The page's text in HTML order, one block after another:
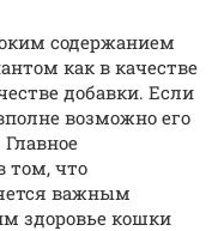
содержанием
как в качестве
добавки. Если
возможно его
том, что
важным
здоровье кошки